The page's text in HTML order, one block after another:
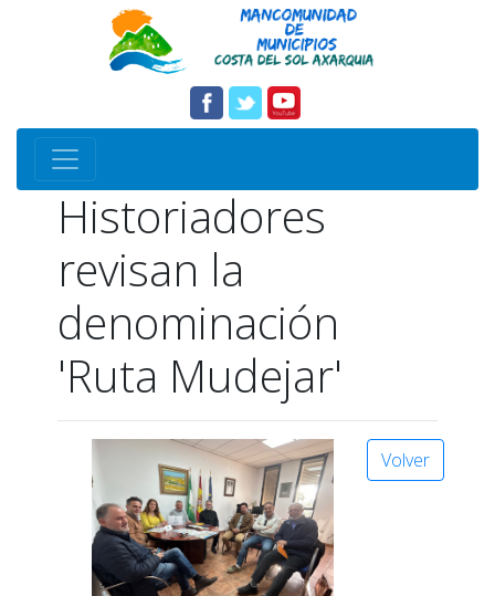
Historiadores
revisan la
denominación
'Ruta Mudejar'
Volver